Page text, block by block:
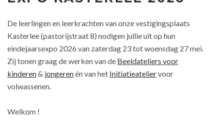
De leerlingen en leerkrachten van onze vestigingsplaats
Kasterlee (pastorijstraat 8) nodigen jullie uit op hun
eindejaarsexpo 2026 van zaterdag 23 tot woensdag 27 mei.
Zij tonen graag de werken van de Beeldateliers voor
kinderen& jongerenén van het Initiatieateliervoor
volwassenen.
Welkom !